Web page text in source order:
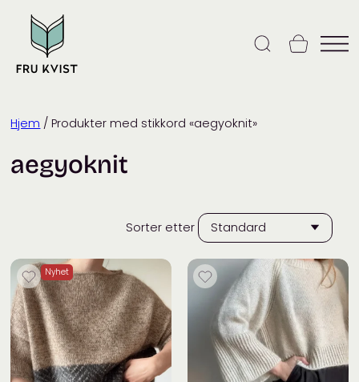
content
Hjem / Produkter med stikkord «aegyoknit»
aegyoknit
Sorter etter
Nyhet